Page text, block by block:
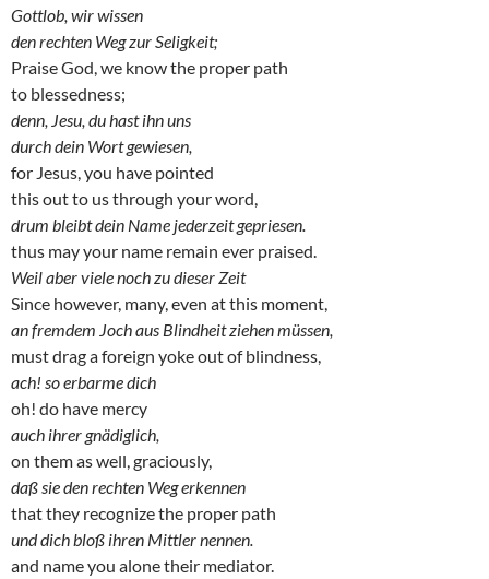
Gottlob, wir wissen
den rechten Weg zur Seligkeit;
Praise God, we know the proper path
to blessedness;
denn, Jesu, du hast ihn uns
durch dein Wort gewiesen,
for Jesus, you have pointed
this out to us through your word,
drum bleibt dein Name jederzeit gepriesen.
thus may your name remain ever praised.
Weil aber viele noch zu dieser Zeit
Since however, many, even at this moment,
an fremdem Joch aus Blindheit ziehen müssen,
must drag a foreign yoke out of blindness,
ach! so erbarme dich
oh! do have mercy
auch ihrer gnädiglich,
on them as well, graciously,
daß sie den rechten Weg erkennen
that they recognize the proper path
und dich bloß ihren Mittler nennen.
and name you alone their mediator.